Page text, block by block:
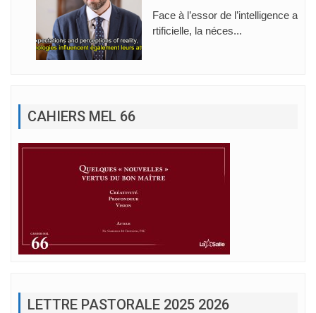
Face à l’essor de l’intelligence a
rtificielle, la néces...
CAHIERS MEL 66
LETTRE PASTORALE 2025 2026